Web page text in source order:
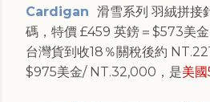
Cardigan 滑雪系列 羽絨拼接
碼，特價 £459 英鎊＝$573美金
台灣貨到收18％關稅後約 NT.
$975美金/ NT.32,000，是美